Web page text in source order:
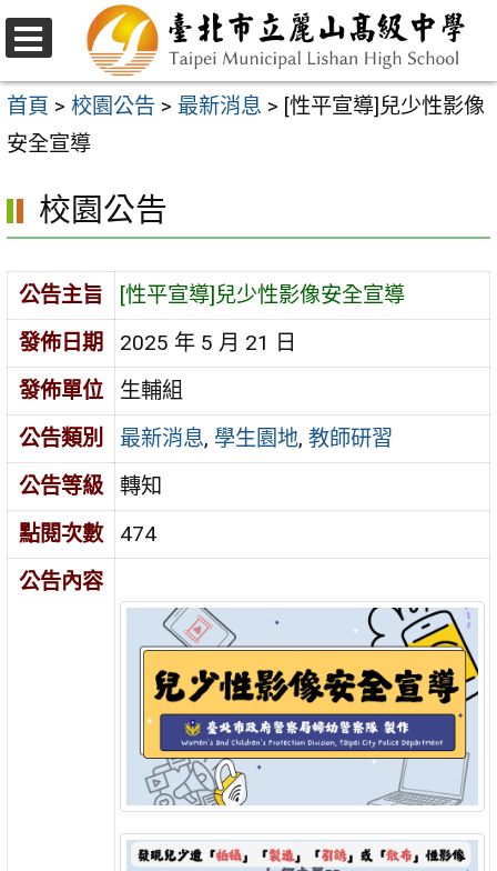
跳
至
主
要
容
區
選
單
首頁 > 校園公告 > 最新消息 > [性平宣導]兒少性影像
安全宣導
校園公告
公告主旨
[性平宣導]兒少性影像安全宣導
發佈日期
2025 年 5 月 21 日
發佈單位
生輔組
公告類別
最新消息, 學生園地,教師研習
公告等級
轉知
點閱次數
474
公告內容